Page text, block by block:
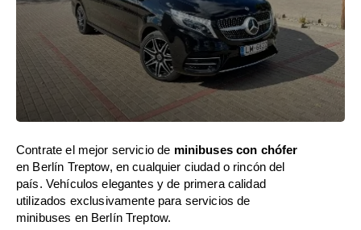
Contrate el mejor servicio de minibuses con chófer
en Berlín Treptow, en cualquier ciudad o rincón del
país. Vehículos elegantes y de primera calidad
utilizados exclusivamente para servicios de
minibuses en Berlín Treptow.